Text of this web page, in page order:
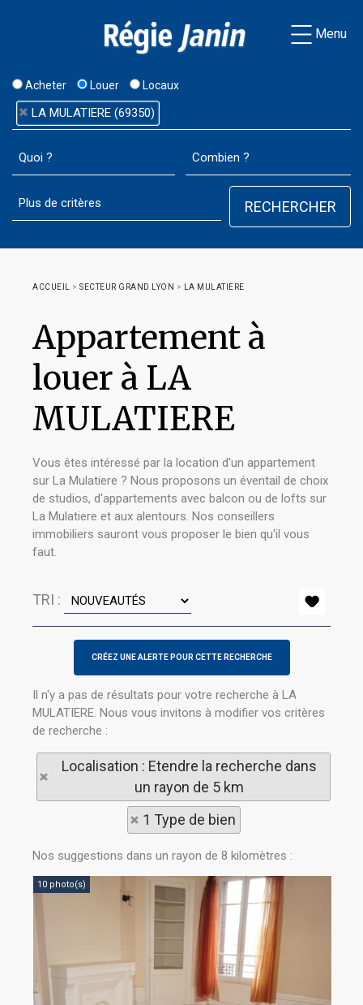
Menu
Acheter Louer Locaux
LA MULATIERE (69350)
ACCUEIL > SECTEUR GRAND LYON > LA MULATIERE
Appartement à
louer à LA
MULATIERE
Vous êtes intéressé par la location d'un appartement
sur La Mulatiere ? Nous proposons un éventail de choix
de studios, d'appartements avec balcon ou de lofts sur
La Mulatiere et aux alentours. Nos conseillers
immobiliers sauront vous proposer le bien qu'il vous
faut.
TRI :
Il n'y a pas de résultats pour votre recherche à LA
MULATIERE. Nous vous invitons à modifier vos critères
de recherche :
Localisation : Etendre la recherche dans
un rayon de 5 km
1 Type de bien
Nos suggestions dans un rayon de 8 kilomètres :
10 photo(s)